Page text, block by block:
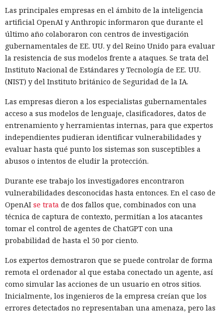
Las principales empresas en el ámbito de la inteligencia
artificial OpenAI y Anthropic informaron que durante el
último año colaboraron con centros de investigación
gubernamentales de EE. UU. y del Reino Unido para evaluar
la resistencia de sus modelos frente a ataques. Se trata del
Instituto Nacional de Estándares y Tecnología de EE. UU.
(NIST) y del Instituto británico de Seguridad de la IA.
Las empresas dieron a los especialistas gubernamentales
acceso a sus modelos de lenguaje, clasificadores, datos de
entrenamiento y herramientas internas, para que expertos
independientes pudieran identificar vulnerabilidades y
evaluar hasta qué punto los sistemas son susceptibles a
abusos o intentos de eludir la protección.
Durante ese trabajo los investigadores encontraron
vulnerabilidades desconocidas hasta entonces. En el caso de
OpenAI se trata de dos fallos que, combinados con una
técnica de captura de contexto, permitían a los atacantes
tomar el control de agentes de ChatGPT con una
probabilidad de hasta el 50 por ciento.
Los expertos demostraron que se puede controlar de forma
remota el ordenador al que estaba conectado un agente, así
como simular las acciones de un usuario en otros sitios.
Inicialmente, los ingenieros de la empresa creían que los
errores detectados no representaban una amenaza, pero las